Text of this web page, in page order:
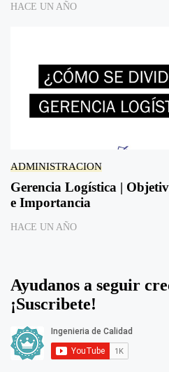
HACE UN AÑO
ADMINISTRACION
Gerencia Logística |
e Importancia
HACE UN AÑO
Ayudanos a seguir
¡Suscribete!